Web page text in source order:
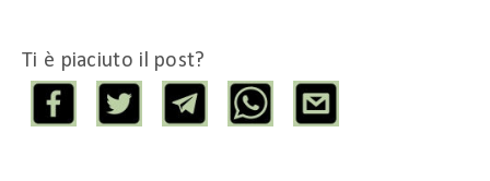
Ti è piaciuto il post?